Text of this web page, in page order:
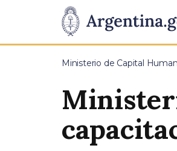
Presidencia
de
Pasar al contenido principal
Ministerio de Capital